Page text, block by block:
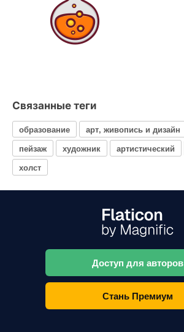
Связанные теги
образование арт, живопись и дизайн
пейзаж
художник артистический
холст
Доступ для авторов
Стань Премиум